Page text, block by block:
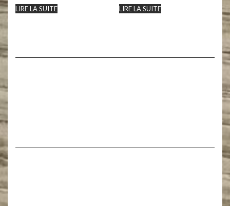
LIRE LA SUITE LIRE LA SUITE